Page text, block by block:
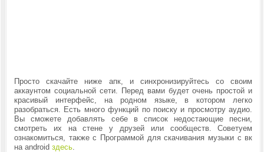
Просто скачайте ниже апк, и синхронизируйтесь со своим
аккаунтом социальной сети. Перед вами будет очень простой и
красивый интерфейс, на родном языке, в котором легко
разобраться. Есть много функций по поиску и просмотру аудио.
Вы сможете добавлять себе в список недостающие песни,
смотреть их на стене у друзей или сообществ. Советуем
ознакомиться, также с Программой для скачивания музыки с вк
на android здесь.